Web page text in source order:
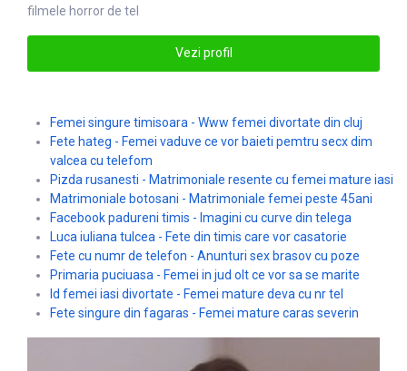
filmele horror de tel
Vezi profil
Femei singure timisoara - Www femei divortate din cluj
Fete hateg - Femei vaduve ce vor baieti pemtru secx dim
valcea cu telefom
Pizda rusanesti - Matrimoniale resente cu femei mature iasi
Matrimoniale botosani - Matrimoniale femei peste 45ani
Facebook padureni timis - Imagini cu curve din telega
Luca iuliana tulcea - Fete din timis care vor casatorie
Fete cu numr de telefon - Anunturi sex brasov cu poze
Primaria puciuasa - Femei in jud olt ce vor sa se marite
Id femei iasi divortate - Femei mature deva cu nr tel
Fete singure din fagaras - Femei mature caras severin